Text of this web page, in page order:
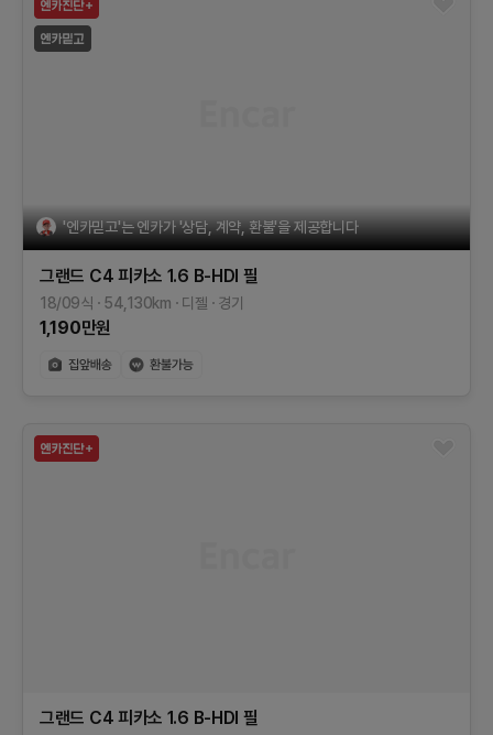
'엔카믿고'는 엔카가 '상담, 계약, 환불'을 제공합니다
그랜드 C4 피카소 1.6 B-HDI 필
18/09식 54,130km 디젤 경기
1,190만원
그랜드 C4 피카소 1.6 B-HDI 필